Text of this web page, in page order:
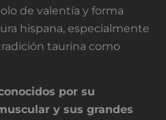
de valentía y forma
hispana, especialmente
taurina como
por su
y sus grandes